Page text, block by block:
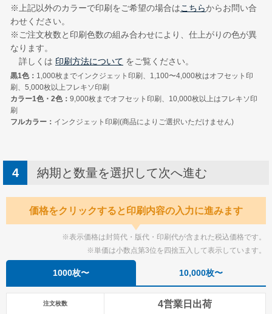
※上記以外のカラーで印刷をご希望の場合はこちらからお問い合
わせください。
※ご注文枚数と印刷色数の組み合わせにより、仕上がりの色が異
なります。
詳しくは 印刷方法について をご覧ください。
黒1色： 1,000枚までインクジェット印刷、1,100〜4,000枚はオフセット印
刷、5,000枚以上フレキソ印刷
カラー1色・2色： 9,000枚までオフセット印刷、10,000枚以上はフレキソ印
刷
フルカラー： インクジェット印刷(商品によりご選択いただけません)
納期と数量を選択して次へ進む
価格をクリックすると印刷内容の入力に進みます
※表示価格は封筒代・版代・印刷代が含まれた税込価格です。
※単価は小数点第3位を四捨五入して表示しています。
1000枚〜 10,000枚〜
注文枚数 4営業日出荷